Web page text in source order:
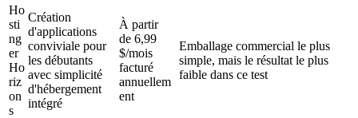
Ho
sti
ng
er
Ho
riz
on
s
Création
d'applications
conviviale pour
les débutants
avec simplicité
d'hébergement
intégré
À partir
de 6,99
$/mois
facturé
annuellem
ent
Emballage commercial le plus
simple, mais le résultat le plus
faible dans ce test